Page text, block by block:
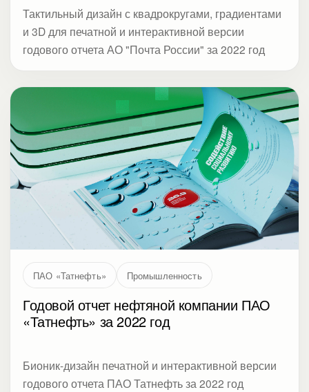
Тактильный дизайн с квадрокругами, градиентами
и 3D для печатной и интерактивной версии
годового отчета АО "Почта России" за 2022 год
ПАО «Татнефть» Промышленность
Годовой отчет нефтяной компании ПАО
«Татнефть» за 2022 год
Бионик-дизайн печатной и интерактивной версии
годового отчета ПАО Татнефть за 2022 год